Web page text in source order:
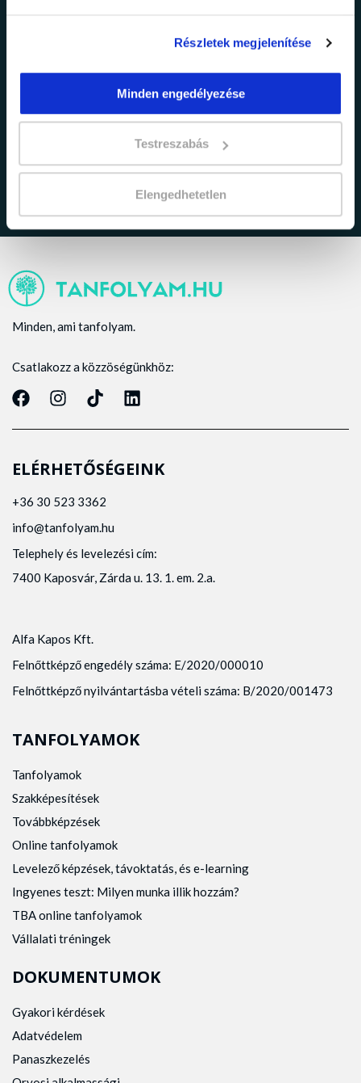
Részletek megjelenítése
Minden engedélyezése
Testreszabás
Elengedhetetlen
Elfogadom azadatkezelési tájékoztatóban
Minden, ami tanfolyam.
Csatlakozz a közzöségünkhöz:
ELÉRHETŐSÉGEINK
+36 30 523 3362
info@tanfolyam.hu
Telephely és levelezési cím:
7400 Kaposvár, Zárda u. 13. 1. em. 2.a.
Alfa Kapos Kft.
Felnőttképző engedély száma: E/2020/000010
Felnőttképző nyilvántartásba vételi száma: B/2020/001473
TANFOLYAMOK
Tanfolyamok
Szakképesítések
Továbbképzések
Online tanfolyamok
Levelező képzések, távoktatás, és e-learning
Ingyenes teszt: Milyen munka illik hozzám?
TBA online tanfolyamok
Vállalati tréningek
DOKUMENTUMOK
Gyakori kérdések
Adatvédelem
Panaszkezelés